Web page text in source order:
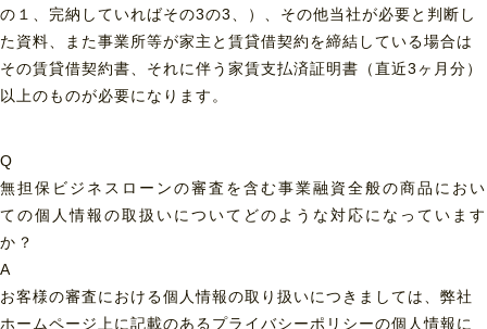
の１、完納していればその3の3、）、その他当社が必要と判断し
た資料、また事業所等が家主と賃貸借契約を締結している場合は
その賃貸借契約書、それに伴う家賃支払済証明書（直近3ヶ月分）
以上のものが必要になります。
Q
無担保ビジネスローンの審査を含む事業融資全般の商品におい
ての個人情報の取扱いについてどのような対応になっています
か？
A
お客様の審査における個人情報の取り扱いにつきましては、弊社
ホームページ上に記載のあるプライバシーポリシーの個人情報に